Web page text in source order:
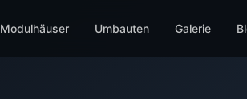
Modulhäuser Umbauten Galerie